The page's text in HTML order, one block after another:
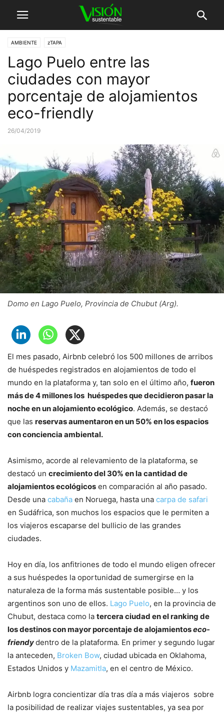
AMBIENTE zTAPA
Lago Puelo entre las
ciudades con mayor
porcentaje de alojamientos
eco-friendly
26/04/2019
Domo en Lago Puelo, Provincia de Chubut (Arg).
El mes pasado, Airbnb celebró los 500 millones de arribos
de huéspedes registrados en alojamientos de todo el
mundo en la plataforma y, tan solo en el último año, fueron
más de 4 millones los huéspedes que decidieron pasar la
noche en un alojamiento ecológico. Además, se destacó
que las reservas aumentaron en un 50% en los espacios
con conciencia ambiental.
Asimismo, acorde al relevamiento de la plataforma, se
destacó un crecimiento del 30% en la cantidad de
alojamientos ecológicos en comparación al año pasado.
Desde una cabaña en Noruega, hasta una carpa de safari
en Sudáfrica, son muchos los espacios que le permiten a
los viajeros escaparse del bullicio de las grandes
ciudades.
Hoy en día, los anfitriones de todo el mundo eligen ofrecer
a sus huéspedes la oportunidad de sumergirse en la
naturaleza de la forma más sustentable posible… y los
argentinos son uno de ellos. Lago Puelo, en la provincia de
Chubut, destaca como la tercera ciudad en el ranking de
los destinos con mayor porcentaje de alojamientoseco-
friendydentro de la plataforma. En primer y segundo lugar
la anteceden, Broken Bow, ciudad ubicada en Oklahoma,
Estados Unidos y Mazamitla, en el centro de México.
Airbnb logra concientizar día tras día a más viajeros sobre
la posibilidad de realizar viajes sustentables, ya sea por